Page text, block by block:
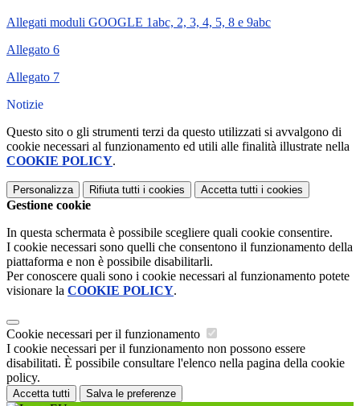
Allegati moduli GOOGLE 1abc, 2, 3, 4, 5, 8 e 9abc
Allegato 6
Allegato 7
Notizie
Questo sito o gli strumenti terzi da questo utilizzati si avvalgono di
cookie necessari al funzionamento ed utili alle finalità illustrate nella
COOKIE POLICY.
Personalizza Rifiuta tutti i cookies Accetta tutti i cookies
Gestione cookie
In questa schermata è possibile scegliere quali cookie consentire.
I cookie necessari sono quelli che consentono il funzionamento della
piattaforma e non è possibile disabilitarli.
Per conoscere quali sono i cookie necessari al funzionamento potete
visionare la COOKIE POLICY.
Cookie necessari per il funzionamento
I cookie necessari per il funzionamento non possono essere
disabilitati. È possibile consultare l'elenco nella pagina della cookie
policy.
Accetta tutti Salva le preferenze